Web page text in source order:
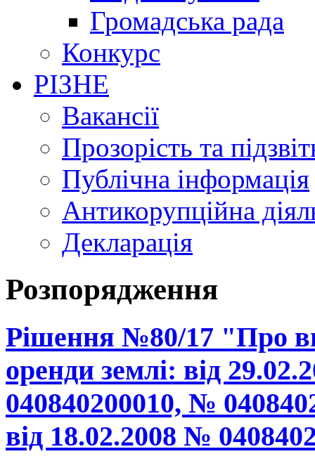
Громадська рада
Конкурс
РІЗНЕ
Вакансії
Прозорість та
Публічна інформація
Антикорупційна
Декларація
Розпорядження
Рішення №80/17 "Про
оренди землі: від
040840200010, №
від 18.02.2008 №